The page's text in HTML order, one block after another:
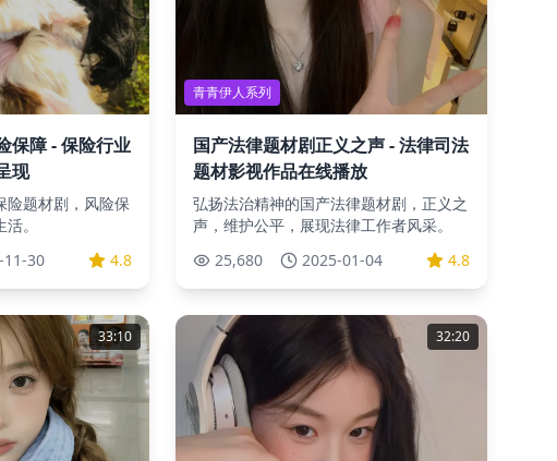
保障 - 保险行业
现
险题材剧，风险保
。
11-30 4.8
青青伊人系列
国产法律题材剧正义之声 - 法律司法
题材影视作品在线播放
弘扬法治精神的国产法律题材剧，正义之
声，维护公平，展现法律工作者风采。
25,680
2025-01-04 4.8
33:10 32:20